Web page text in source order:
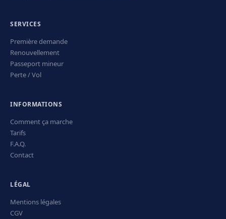
SERVICES
Première demande
Renouvellement
Passeport mineur
Perte / Vol
INFORMATIONS
Comment ça marche
Tarifs
F.A.Q.
Contact
LÉGAL
Mentions légales
CGV